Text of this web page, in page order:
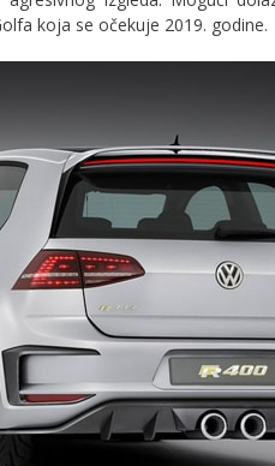
koja se očekuje 2019. godine.